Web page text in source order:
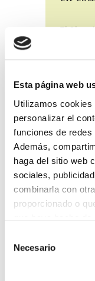
Esta página web
Utilizamos
personalizar el
funciones de
Además,
haga del sitio web
sociales,
combinarla con
proporcionado o
Necesario
El
El salón
Las
y la
La
La
Las